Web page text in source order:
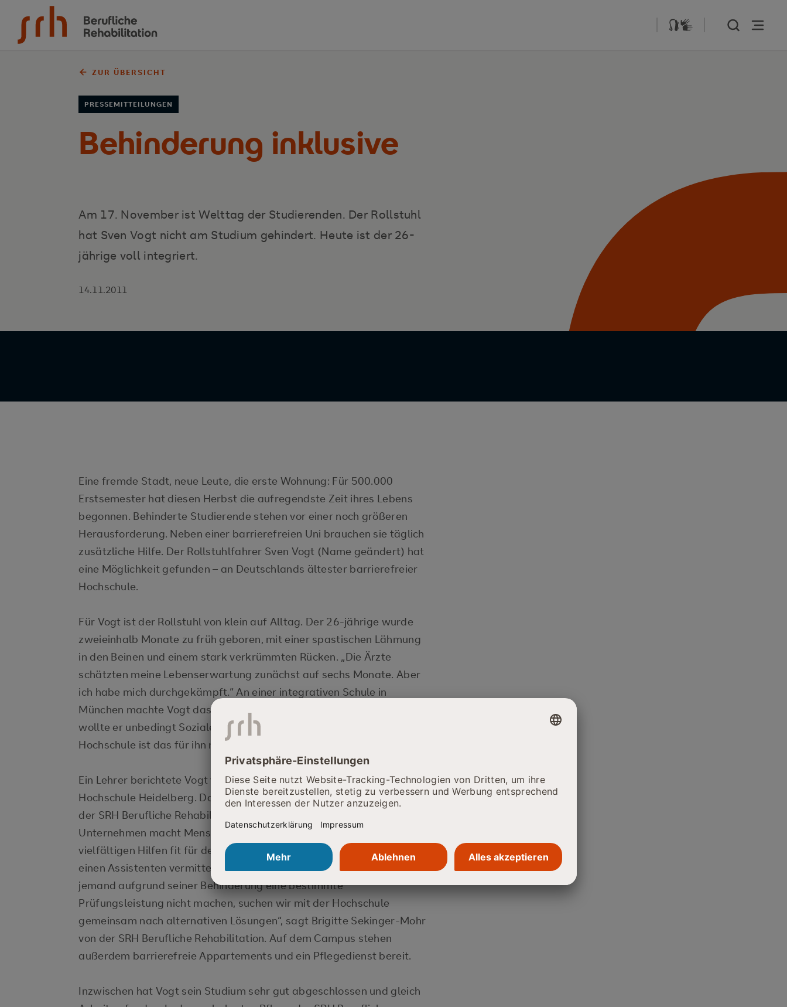
Zum Inhalt springen
ZUR ÜBERSICHT
PRESSEMITTEILUNGEN
Behinderung inklusive
14.11.2011
Am 17. November ist Welttag der Studierenden. Der Rollstuhl
hat Sven Vogt nicht am Studium gehindert. Heute ist der 26-
jährige voll integriert.
Eine fremde Stadt, neue Leute, die erste Wohnung: Für 500.000
Erstsemester hat diesen Herbst die aufregendste Zeit ihres Lebens
begonnen. Behinderte Studierende stehen vor einer noch größeren
Herausforderung. Neben einer barrierefreien Uni brauchen sie täglich
zusätzliche Hilfe. Der Rollstuhlfahrer Sven Vogt (Name geändert) hat
eine Möglichkeit gefunden – an Deutschlands ältester barrierefreier
Hochschule.
Für Vogt ist der Rollstuhl von klein auf Alltag. Der 26-jährige wurde
zweieinhalb Monate zu früh geboren, mit einer spastischen Lähmung
in den Beinen und einem stark verkrümmten Rücken. „Die Ärzte
schätzten meine Lebenserwartung zunächst auf sechs Monate. Aber
ich habe mich durchgekämpft.“ An einer integrativen Schule in
München machte Vogt das Fachabitur. Inspiriert durch seine Freunde
wollte er unbedingt Soziale Arbeit studieren. An einer normalen
Hochschule ist das für ihn nicht möglich.
Ein Lehrer berichtete Vogt vom barrierefreien Studium an der SRH
Hochschule Heidelberg. Dafür arbeitet die private Hochschule eng mit
der SRH Berufliche Rehabilitation Heidelberg zusammen. Das
Unternehmen macht Menschen nach Unfall oder Krankheit mit
vielfältigen Hilfen fit für den Job. „Herrn Vogt haben wir zum Beispiel
einen Assistenten vermittelt, der in den Vorlesungen mitschreibt. Kann
jemand aufgrund seiner Behinderung eine bestimmte
Prüfungsleistung nicht machen, suchen wir mit der Hochschule
gemeinsam nach alternativen Lösungen“, sagt Brigitte Sekinger-Mohr
von der SRH Berufliche Rehabilitation. Auf dem Campus stehen
außerdem barrierefreie Appartements und ein Pflegedienst bereit.
Inzwischen hat Vogt sein Studium sehr gut abgeschlossen und gleich